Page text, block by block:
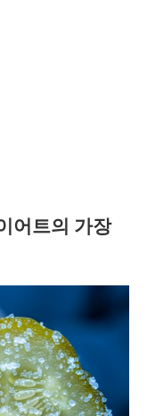
어트의 가장